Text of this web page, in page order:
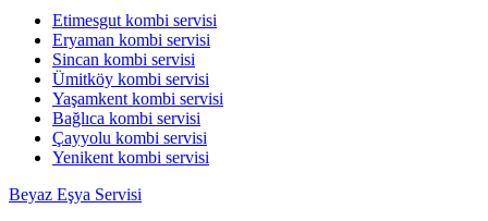
Etimesgut kombi servisi
Eryaman kombi servisi
Sincan kombi servisi
Ümitköy kombi servisi
Yaşamkent kombi servisi
Bağlıca kombi servisi
Çayyolu kombi servisi
Yenikent kombi servisi
Beyaz Eşya Servisi